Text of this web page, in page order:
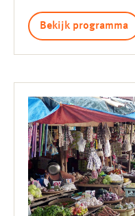
Bekijk programma